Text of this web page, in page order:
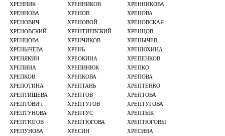
ХРЕННИК
ХРЕННИКОВ
ХРЕННИКОВА
ХРЕННОВА
ХРЕНОВ
ХРЕНОВА
ХРЕНОВИЧ
ХРЕНОВОЙ
ХРЕНОВСКАЯ
ХРЕНОВСКИЙ
ХРЕНТИЕВСКИЙ
ХРЕНЦОВ
ХРЕНЦОВА
ХРЕНЧИКОВ
ХРЕНЫЧЕВ
ХРЕНЫЧЕВА
ХРЕНЬ
ХРЕНЮХИНА
ХРЕНЯКИН
ХРЕОКИНА
ХРЕПЕНКОВ
ХРЕПИНА
ХРЕПИНЮК
ХРЕПКО
ХРЕПКОВ
ХРЕПКОВА
ХРЕПОВА
ХРЕПОТИНА
ХРЕПТАНЬ
ХРЕПТЕНКО
ХРЕПТИЩЕВА
ХРЕПТОВ
ХРЕПТОВА
ХРЕПТОВИЧ
ХРЕПТУГОВ
ХРЕПТУГОВА
ХРЕПТУНОВА
ХРЕПТУС
ХРЕПТЫК
ХРЕПТЮГОВ
ХРЕПТЮГОВА
ХРЕПТЮГОВЫ
ХРЕПУНОВА
ХРЕСИН
ХРЕСИНА